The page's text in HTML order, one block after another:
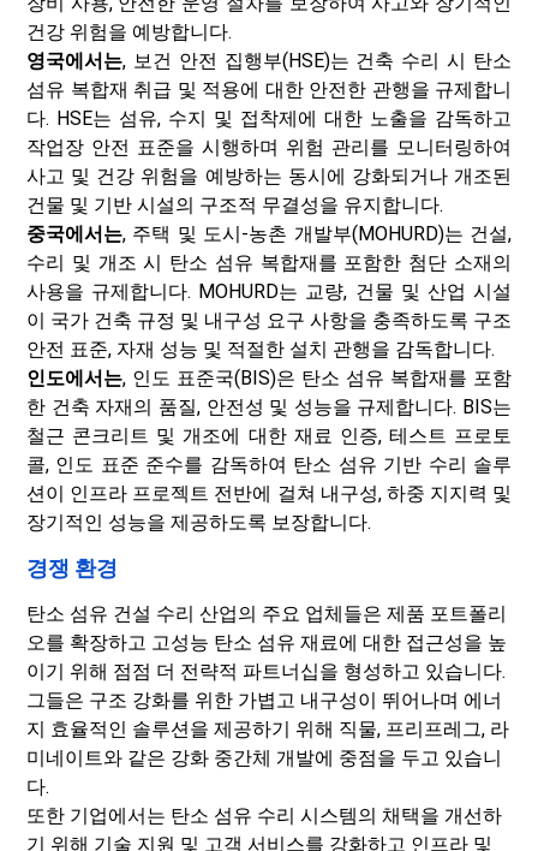
건강 위험을 예방합니다.
영국에서는, 보건 안전 집행부(HSE)는 건축 수리 시 탄소
섬유 복합재 취급 및 적용에 대한 안전한 관행을 규제합니
다. HSE는 섬유, 수지 및 접착제에 대한 노출을 감독하고
작업장 안전 표준을 시행하며 위험 관리를 모니터링하여
사고 및 건강 위험을 예방하는 동시에 강화되거나 개조된
건물 및 기반 시설의 구조적 무결성을 유지합니다.
중국에서는, 주택 및 도시-농촌 개발부(MOHURD)는 건설,
수리 및 개조 시 탄소 섬유 복합재를 포함한 첨단 소재의
사용을 규제합니다. MOHURD는 교량, 건물 및 산업 시설
이 국가 건축 규정 및 내구성 요구 사항을 충족하도록 구조
안전 표준, 자재 성능 및 적절한 설치 관행을 감독합니다.
인도에서는, 인도 표준국(BIS)은 탄소 섬유 복합재를 포함
한 건축 자재의 품질, 안전성 및 성능을 규제합니다. BIS는
철근 콘크리트 및 개조에 대한 재료 인증, 테스트 프로토
콜, 인도 표준 준수를 감독하여 탄소 섬유 기반 수리 솔루
션이 인프라 프로젝트 전반에 걸쳐 내구성, 하중 지지력 및
장기적인 성능을 제공하도록 보장합니다.
경쟁 환경
탄소 섬유 건설 수리 산업의 주요 업체들은 제품 포트폴리
오를 확장하고 고성능 탄소 섬유 재료에 대한 접근성을 높
이기 위해 점점 더 전략적 파트너십을 형성하고 있습니다.
그들은 구조 강화를 위한 가볍고 내구성이 뛰어나며 에너
지 효율적인 솔루션을 제공하기 위해 직물, 프리프레그, 라
미네이트와 같은 강화 중간체 개발에 중점을 두고 있습니
다.
또한 기업에서는 탄소 섬유 수리 시스템의 채택을 개선하
기 위해 기술 지원 및 고객 서비스를 강화하고 인프라 및